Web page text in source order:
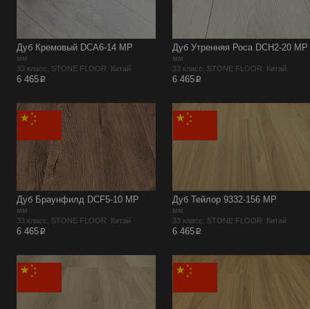
Дуб Кремовый DCA6-14 MP
мм
33 класс, STONE FLOOR Китай
6 465p
Дуб Утренняя Роса DCH2-20 MР
мм
33 класс, STONE FLOOR Китай
6 465p
Дуб Браунфилд DCF5-10 MР
мм
33 класс, STONE FLOOR Китай
6 465p
Дуб Тейлор 9332-156 MР
мм
33 класс, STONE FLOOR Китай
6 465p